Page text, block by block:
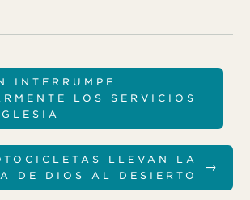
INTERRUMPE
LOS SERVICIOS
LLEVAN LA
DE DIOS AL DESIERTO
→